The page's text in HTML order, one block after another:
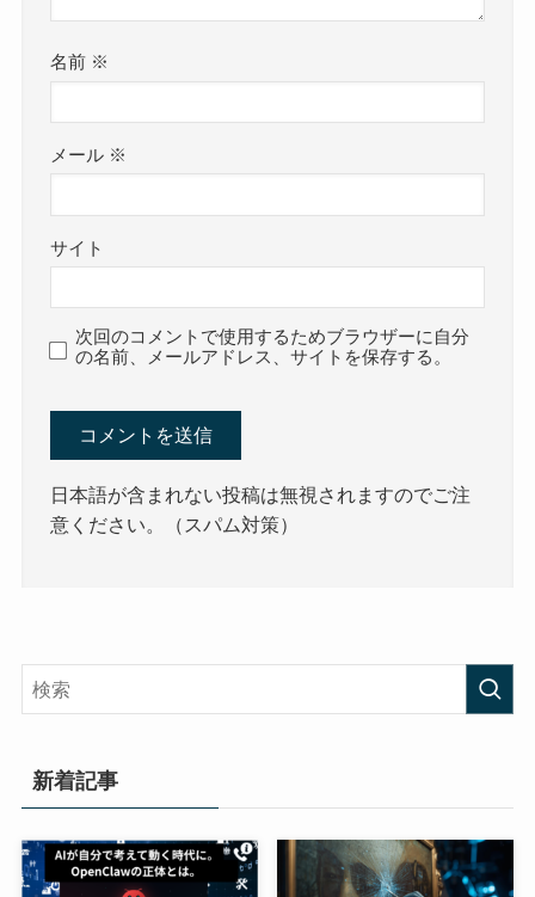
名前 ※
メール ※
サイト
次回のコメントで使用するためブラウザーに自分
の名前、メールアドレス、サイトを保存する。
日本語が含まれない投稿は無視されますのでご注
意ください。（スパム対策）
新着記事